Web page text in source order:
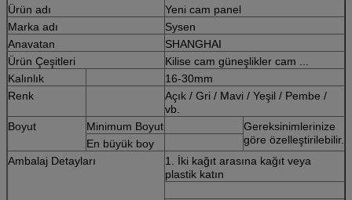
Ürün adı
Yeni cam panel
Marka adı
Sysen
Anavatan
SHANGHAI
Ürün Çeşitleri
Kilise cam güneşlikler cam ...
Kalınlık
16-30mm
Renk
Açık / Gri / Mavi / Yeşil / Pembe /
vb.
Boyut
Minimum Boyut
Gereksinimlerinize
göre özelleştirilebilir.
En büyük boy
Ambalaj Detayları
1. İki kağıt arasına kağıt veya
plastik katın